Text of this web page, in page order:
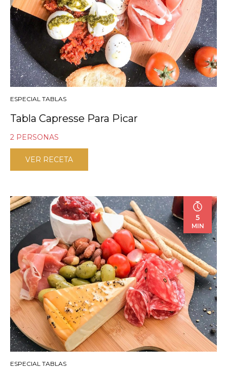
ESPECIAL TABLAS
Tabla Capresse Para Picar
2 PERSONAS
VER RECETA
5
MIN
ESPECIAL TABLAS